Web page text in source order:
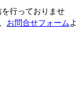
行っておりませ
お問合せフォーム よ